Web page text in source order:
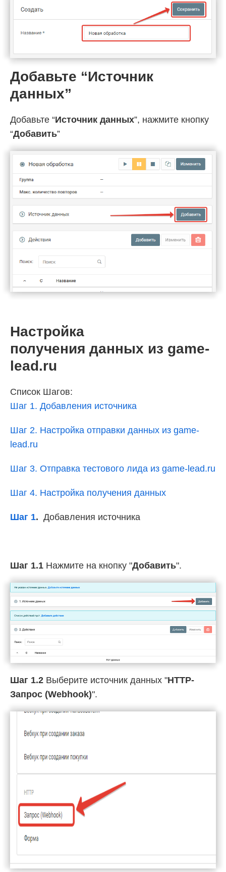
Добавьте “Источник
данных”
Добавьте “Источник данных”, нажмите кнопку
“Добавить”
Настройка
получения данных из game-
lead.ru
Список Шагов:
Шаг 1. Добавления источника
Шаг 2. Настройка отправки данных из game-
lead.ru
Шаг 3. Отправка тестового лида из game-lead.ru
Шаг 4. Настройка получения данных
Шаг 1. Добавления источника
Шаг 1.1 Нажмите на кнопку "Добавить".
Шаг 1.2 Выберите источник данных "HTTP-
Запрос (Webhook)".